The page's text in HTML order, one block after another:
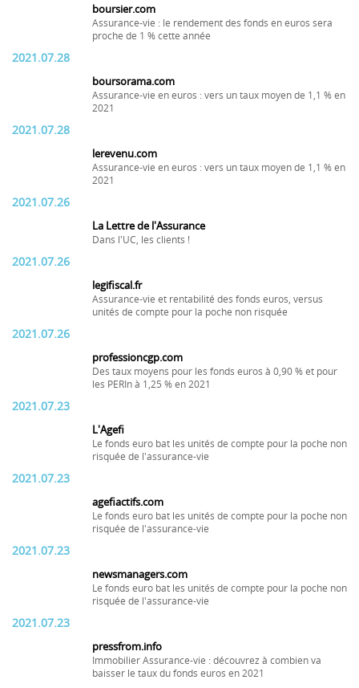
boursier.com
Assurance-vie : le rendement des fonds en euros sera
proche de 1 % cette année
2021.07.28
boursorama.com
Assurance-vie en euros : vers un taux moyen de 1,1 % en
2021
2021.07.28
lerevenu.com
Assurance-vie en euros : vers un taux moyen de 1,1 % en
2021
2021.07.26
La Lettre de l'Assurance
Dans l'UC, les clients !
2021.07.26
legifiscal.fr
Assurance-vie et rentabilité des fonds euros, versus
unités de compte pour la poche non risquée
2021.07.26
professioncgp.com
Des taux moyens pour les fonds euros à 0,90 % et pour
les PERIn à 1,25 % en 2021
2021.07.23
L'Agefi
Le fonds euro bat les unités de compte pour la poche non
risquée de l'assurance-vie
2021.07.23
agefiactifs.com
Le fonds euro bat les unités de compte pour la poche non
risquée de l'assurance-vie
2021.07.23
newsmanagers.com
Le fonds euro bat les unités de compte pour la poche non
risquée de l'assurance-vie
2021.07.23
pressfrom.info
Immobilier Assurance-vie : découvrez à combien va
baisser le taux du fonds euros en 2021